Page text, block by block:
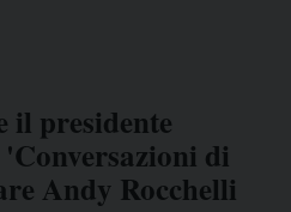
il presidente
di
Andy Rocchelli